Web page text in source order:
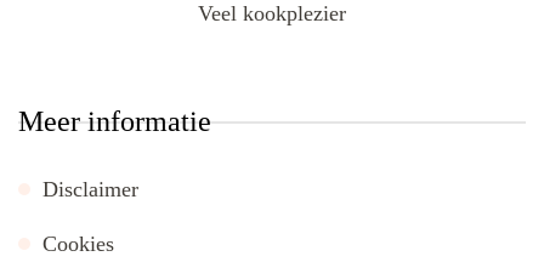
Veel kookplezier
Meer informatie
Disclaimer
Cookies